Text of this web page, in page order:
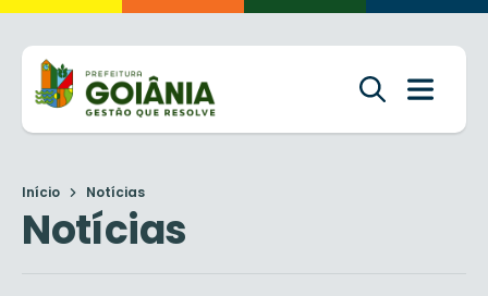
Início Notícias
Notícias